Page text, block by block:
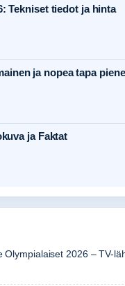
Tekniset tiedot ja hinta
ja nopea tapa
ja Faktat
Olympialaiset 2026 – TV-